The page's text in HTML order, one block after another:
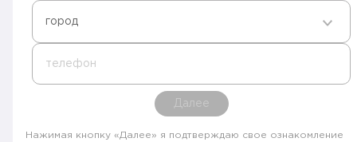
город
телефон
Далее
Нажимая кнопку «Далее» я подтверждаю свое ознакомление